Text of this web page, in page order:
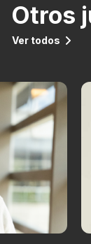
Otros
Ver todos